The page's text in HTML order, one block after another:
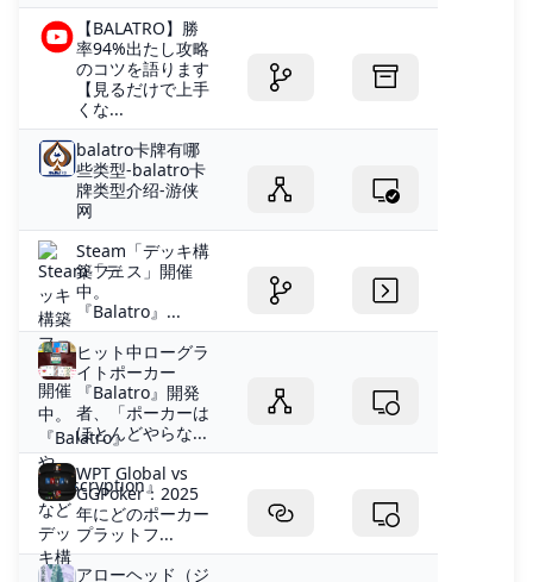
【BALATRO】勝
率94%出たし攻略
のコツを語ります
【見るだけで上手
くな...
balatro卡牌有哪
些类型-balatro卡
牌类型介绍-游侠
网
Steam「デッキ構
築フェス」開催
中。
『Balatro』...
ヒット中ローグラ
イトポーカー
『Balatro』開発
者、「ポーカーは
ほとんどやらな...
WPT Global vs
GGPoker：2025
年にどのポーカー
プラットフ...
アローヘッド（ジ